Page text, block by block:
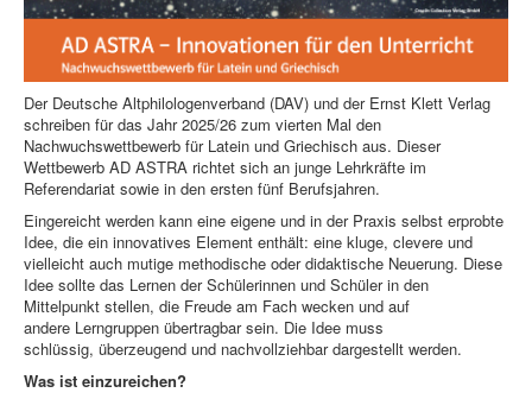
Der Deutsche Altphilologenverband (DAV) und der Ernst Klett Verlag
schreiben für das Jahr 2025/26 zum vierten Mal den
Nachwuchswettbewerb für Latein und Griechisch aus. Dieser
Wettbewerb AD ASTRA richtet sich an junge Lehrkräfte im
Referendariat sowie in den ersten fünf Berufsjahren.
Eingereicht werden kann eine eigene und in der Praxis selbst erprobte
Idee, die ein innovatives Element enthält: eine kluge, clevere und
vielleicht auch mutige methodische oder didaktische Neuerung. Diese
Idee sollte das Lernen der Schülerinnen und Schüler in den
Mittelpunkt stellen, die Freude am Fach wecken und auf
andere Lerngruppen übertragbar sein. Die Idee muss
schlüssig, überzeugend und nachvollziehbar dargestellt werden.
Was ist einzureichen?